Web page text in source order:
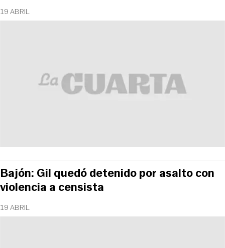
19 ABRIL
19 ABRIL
Bajón: Gil quedó detenido por asalto con
violencia a censista